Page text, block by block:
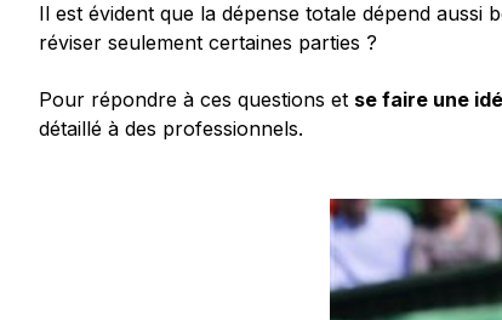
Il est évident que la dépense totale dépend aussi
réviser seulement certaines parties ?
Pour répondre à ces questions et se faire une
détaillé à des professionnels.